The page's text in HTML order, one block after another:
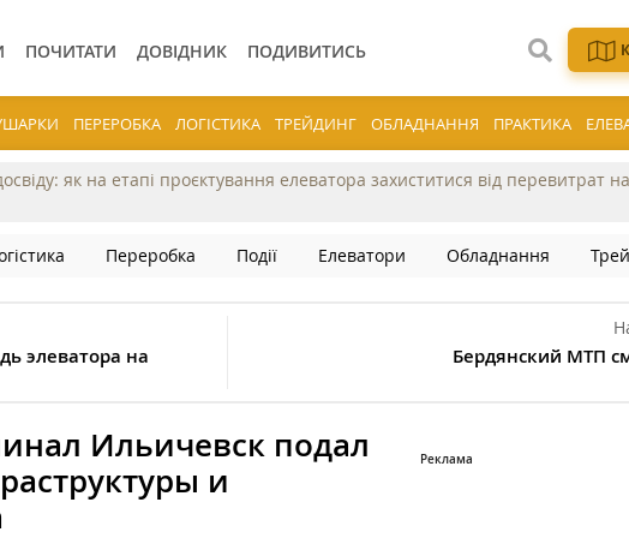
ПОЧИТАТИ ДОВІДНИК ПОДИВИТИСЬ
ПЕРЕРОБКА ЛОГІСТИКА ТРЕЙДИНГ ОБЛАДНАННЯ ПРАКТИКА
як на етапі проєктування елеватора захиститися від перевитрат
Переробка Події Елеватори Обладнання
элеватора на
Бердянский МТП
Ильичевск подал
и